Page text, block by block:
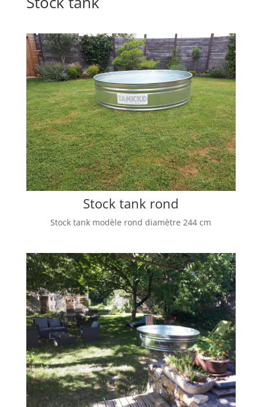
Stock tank rond
Stock tank modèle rond diamètre 244 cm